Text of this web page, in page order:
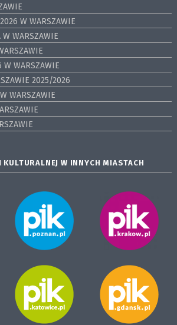
W WARSZAWIE
WARSZAWIE
W WARSZAWIE
2025/2026
WARSZAWIE
W INNYCH MIASTACH